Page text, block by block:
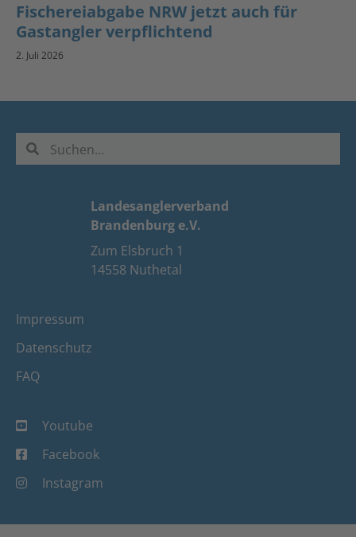
Fischereiabgabe NRW jetzt auch für
Gastangler verpflichtend
2. Juli 2026
Landesanglerverband
Brandenburg e.V.
Zum Elsbruch 1
14558 Nuthetal
Impressum
Datenschutz
FAQ
Youtube
Facebook
Instagram